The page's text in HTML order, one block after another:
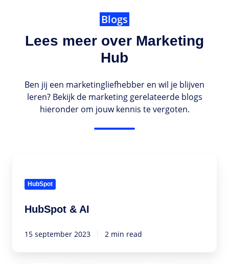
Blogs
Lees meer over Marketing
Hub
Ben jij een marketingliefhebber en wil je blijven
leren? Bekijk de marketing gerelateerde blogs
hieronder om jouw kennis te vergoten.
HubSpot
HubSpot & AI
15 september 2023 2 min read